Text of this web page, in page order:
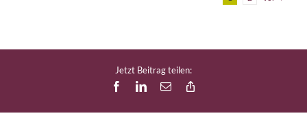
Jetzt Beitrag teilen:
FacebookLinkedIn
E-